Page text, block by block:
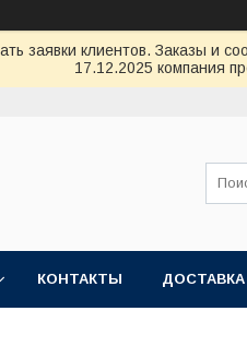
заявки клиентов. Заказы и
17.12.2025 компания
КОНТАКТЫ